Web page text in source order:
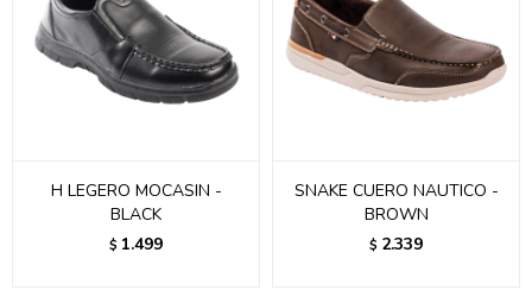
H LEGERO MOCASIN -
BLACK
$ 1.499
SNAKE CUERO NAUTICO -
BROWN
$ 2.339